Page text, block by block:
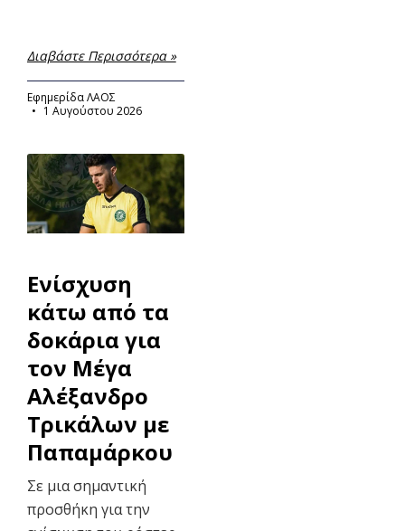
Διαβάστε Περισσότερα »
Εφημερίδα ΛΑΟΣ
1 Αυγούστου 2026
Ενίσχυση
κάτω από τα
δοκάρια για
τον Μέγα
Αλέξανδρο
Τρικάλων με
Παπαμάρκου
Σε μια σημαντική
προσθήκη για την